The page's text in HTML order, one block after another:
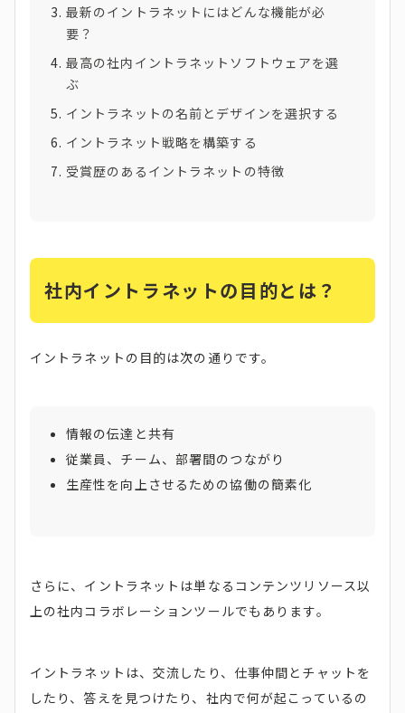
最新のイントラネットにはどんな機能が必
要？
最高の社内イントラネットソフトウェアを選
ぶ
イントラネットの名前とデザインを選択する
イントラネット戦略を構築する
受賞歴のあるイントラネットの特徴
社内イントラネットの目的とは？
イントラネットの目的は次の通りです。
情報の伝達と共有
従業員、チーム、部署間のつながり
生産性を向上させるための協働の簡素化
さらに、イントラネットは単なるコンテンツリソース以
上の社内コラボレーションツールでもあります。
イントラネットは、交流したり、仕事仲間とチャットを
したり、答えを見つけたり、社内で何が起こっているの